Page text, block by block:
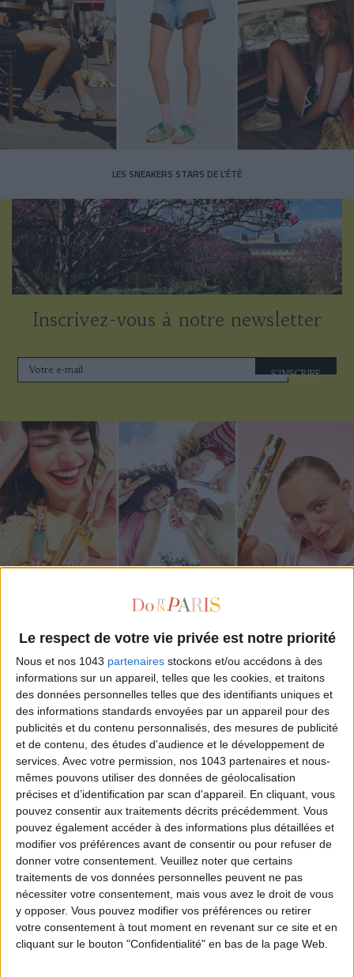
Le respect de votre vie privée est notre priorité
Nous et nos 1043 partenaires stockons et/ou accédons à des
informations sur un appareil, telles que les cookies, et traitons
des données personnelles telles que des identifiants uniques et
des informations standards envoyées par un appareil pour des
publicités et du contenu personnalisés, des mesures de publicité
et de contenu, des études d'audience et le développement de
services. Avec votre permission, nos 1043 partenaires et nous-
mêmes pouvons utiliser des données de géolocalisation
précises et d’identification par scan d'appareil. En cliquant, vous
pouvez consentir aux traitements décrits précédemment. Vous
pouvez également accéder à des informations plus détaillées et
modifier vos préférences avant de consentir ou pour refuser de
donner votre consentement. Veuillez noter que certains
traitements de vos données personnelles peuvent ne pas
nécessiter votre consentement, mais vous avez le droit de vous
y opposer. Vous pouvez modifier vos préférences ou retirer
votre consentement à tout moment en revenant sur ce site et en
cliquant sur le bouton "Confidentialité" en bas de la page Web.
LES SNEAKERS STARS DE L’ÉTÉ
Inscrivez-vous à notre newsletter
S'INSCRIRE
ADOPT PARFUMS RÉVOLUTIONNE LA PARFUMERIE MADE IN FRANCE À PETIT PRIX
TOUT CE QUE VOUS DEVEZ FAIRE À PARIS EN AOÛT